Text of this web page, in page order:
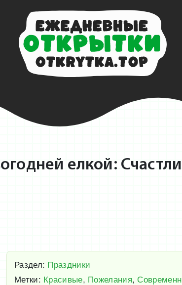
елкой:
Раздел: Праздники
Метки: Красивые, Пожелания,